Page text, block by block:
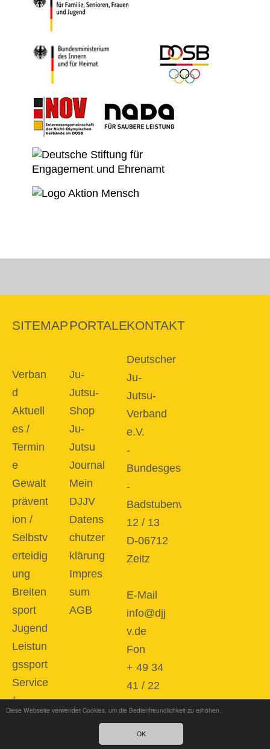
OK
Diese Webseite verwendet Cookies, um die Bedienfreundlichkeit zu erhöhen.
SITEMAP
Verban
d
Aktuell
es /
Termin
e
Gewalt
prävent
ion /
Selbstv
erteidig
ung
Breiten
sport
Jugend
Leistun
gssport
Service
/
PORTALE
Ju-
Jutsu-
Shop
Ju-
Jutsu
Journal
Mein
DJJV
Datens
chutzer
klärung
Impres
sum
AGB
KONTAKT
Deutscher
Ju-
Jutsu-
Verband
e.V.
-
Bundesgeschäftsstelle
-
Badstubenvorstadt
12 / 13
D-06712
Zeitz
E-Mail
info@djj
v.de
Fon
+ 49 34
41 / 22